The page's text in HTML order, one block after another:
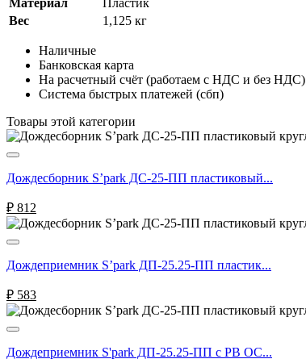
Вес
1,125 кг
Наличные
Банковская карта
На расчетный счёт (работаем с НДС и без НДС)
Система быстрых платежей (сбп)
Товары этой категории
Дождесборник S’park ДС-25-ПП пластиковый...
₽ 812
Дождеприемник S’park ДП-25.25-ПП пластик...
₽ 583
Дождеприемник S'park ДП-25.25-ПП с РВ ОС...